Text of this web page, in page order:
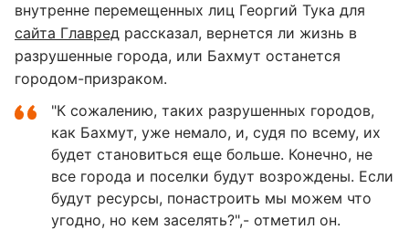
внутренне перемещенных лиц Георгий Тука для
сайта Главред рассказал, вернется ли жизнь в
разрушенные города, или Бахмут останется
городом-призраком.
"К сожалению, таких разрушенных городов,
как Бахмут, уже немало, и, судя по всему, их
будет становиться еще больше. Конечно, не
все города и поселки будут возрождены. Если
будут ресурсы, понастроить мы можем что
угодно, но кем заселять?",- отметил он.